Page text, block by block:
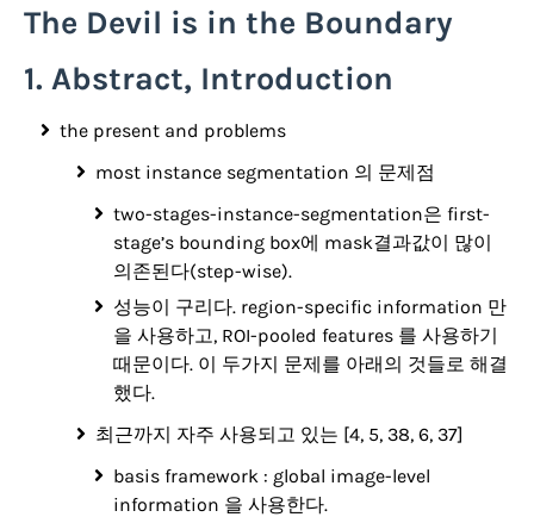
The Devil is in the Boundary
1. Abstract, Introduction
the present and problems
most instance segmentation 의 문제점
two-stages-instance-segmentation은 first-
stage’s bounding box에 mask결과값이 많이
의존된다(step-wise).
성능이 구리다. region-specific information 만
을 사용하고, ROI-pooled features 를 사용하기
때문이다. 이 두가지 문제를 아래의 것들로 해결
했다.
최근까지 자주 사용되고 있는 [4, 5, 38, 6, 37]
basis framework : global image-level
information 을 사용한다.